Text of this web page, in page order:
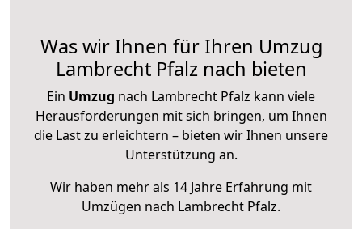
Was wir Ihnen für Ihren Umzug
Lambrecht Pfalz nach bieten
Ein Umzug nach Lambrecht Pfalz kann viele
Herausforderungen mit sich bringen, um Ihnen
die Last zu erleichtern – bieten wir Ihnen unsere
Unterstützung an.
Wir haben mehr als 14 Jahre Erfahrung mit
Umzügen nach Lambrecht Pfalz.